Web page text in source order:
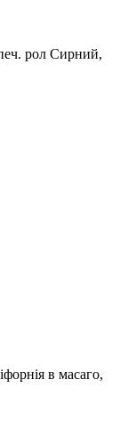
рол Сирний,
в масаго,